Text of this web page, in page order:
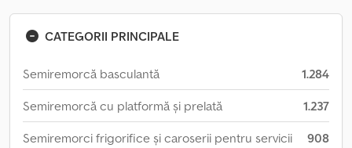
CATEGORII PRINCIPALE
Semiremorcă basculantă 1.284
Semiremorcă cu platformă și prelată 1.237
Semiremorci frigorifice și caroserii pentru servicii
908